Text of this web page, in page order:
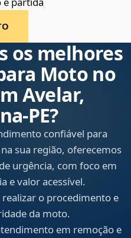
os melhores
Moto no
Avelar,
confiável para
sua região, oferecemos
urgência, com foco em
e valor acessível.
o procedimento e
da moto.
em remoção e